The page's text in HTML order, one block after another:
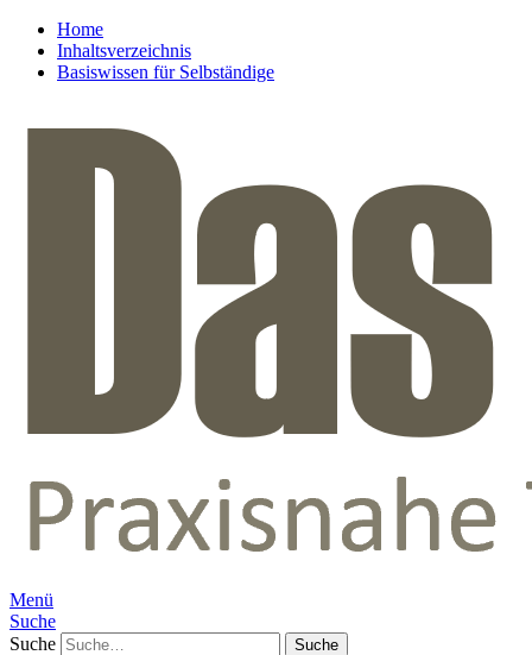
Home
Inhaltsverzeichnis
Basiswissen für Selbständige
Menü
Suche
Suche